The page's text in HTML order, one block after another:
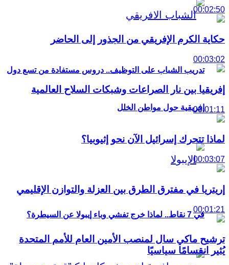
تدريب الشباب على التوظيف.. دروس مستفادة من تسع دول
إفريقية حول مواطن الخلل
في 7 نقاط.. لماذا خرج تفشي وباء إيبولا عن السيطرة؟
00:02:50
حكاية الكرم الإفريقي من الجذور إلى الحاضر
00:03:02
إفريقيا بين نار الصراعات وشبكات السلاح العالمية
00:01:11
لماذا تتحرك إسرائيل الآن نحو إثيوبيا؟
00:03:07
إريتريا في مفترق الطرق بين العزلة والتوازن الإقليمي
00:01:21
ترشيح ماكي سال لمنصب الأمين العام للأمم المتحدة
يُثير انقسامًا سياسيًا